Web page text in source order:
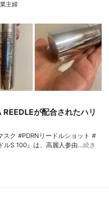
主婦
が配合されたハリ
スク #PDRNリードルショット #
ルS 100』は、高麗人参由…続き